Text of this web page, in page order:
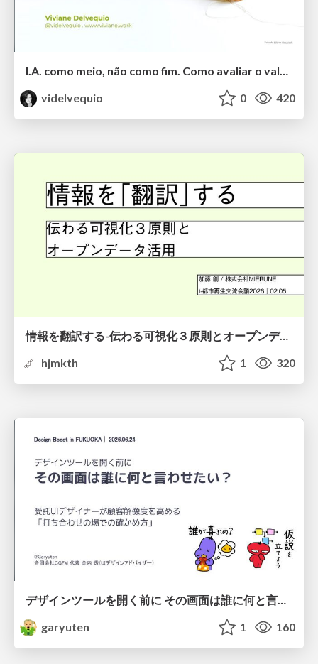
I.A. como meio, não como fim. Como avaliar o valor entregue?
videlvequio
0 420
情報を翻訳する-伝わる可視化３原則とオープンデータ活用-
hjmkth
1 320
デザインツールを開く前に その画面は誰に何と言わせたい？受託UIデザイナーが顧客解像度を高める 「打ち合わせの場での確かめ方」
garyuten
1 160